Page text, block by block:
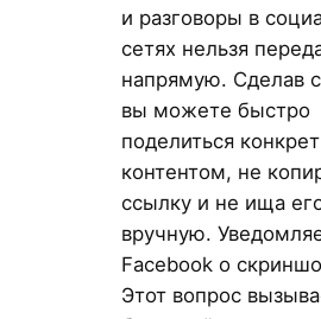
и разговоры в
сетях нельзя
напрямую. Сделав
вы можете быстро
поделиться
контентом, не
ссылку и не ища
вручную.
Facebook о
Этот вопрос